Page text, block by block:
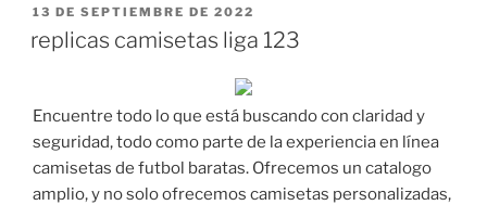
PUBLICADO
13 DE SEPTIEMBRE DE 2022
replicas camisetas liga 123
Encuentre todo lo que está buscando con claridad y
seguridad, todo como parte de la experiencia en línea
camisetas de futbol baratas. Ofrecemos un catalogo
amplio, y no solo ofrecemos camisetas personalizadas,